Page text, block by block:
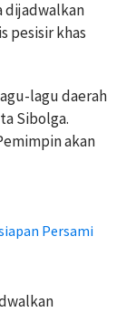
dijadwalkan
pesisir khas
lagu daerah
Sibolga.
akan
Persami